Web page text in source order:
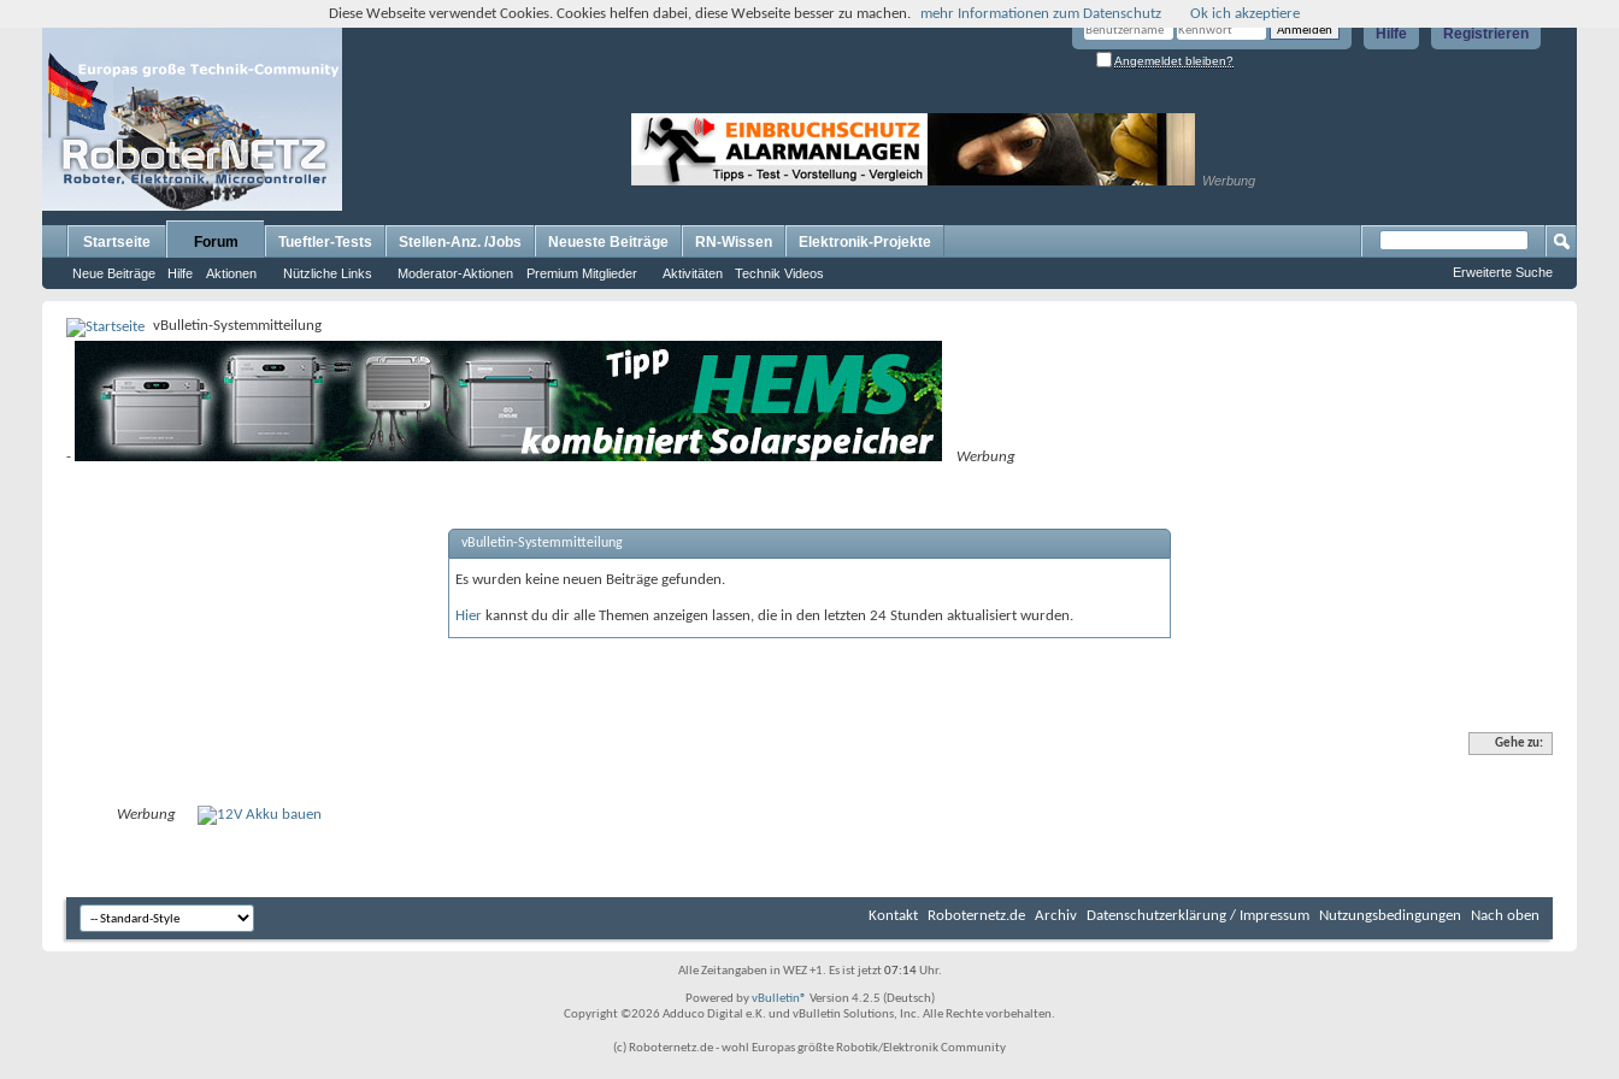
Registrieren
Hilfe
Angemeldet bleiben?
Werbung
Startseite Forum
Neue Beiträge Hilfe Aktionen Nützliche Links Moderator-Aktionen Premium Mitglieder Aktivitäten Technik Videos
Tueftler-Tests Stellen-Anz. /Jobs Neueste Beiträge RN-Wissen Elektronik-Projekte
Erweiterte Suche
vBulletin-Systemmitteilung
- Werbung
vBulletin-Systemmitteilung
Es wurden keine neuen Beiträge gefunden.
Hier kannst du dir alle Themen anzeigen lassen, die in den letzten 24 Stunden aktualisiert wurden.
Gehe zu:
Werbung
Kontakt Roboternetz.de Archiv Datenschutzerklärung / Impressum Nutzungsbedingungen Nach oben
Alle Zeitangaben in WEZ +1. Es ist jetzt07:14Uhr.
Powered byvBulletin® Version 4.2.5 (Deutsch)
Copyright ©2026 Adduco Digital e.K. und vBulletin Solutions, Inc. Alle Rechte vorbehalten.
(c) Roboternetz.de - wohl Europas größte Robotik/Elektronik Community
Diese Webseite verwendet Cookies. Cookies helfen dabei, diese Webseite besser zu machen. mehr Informationen zum Datenschutz Ok ich akzeptiere